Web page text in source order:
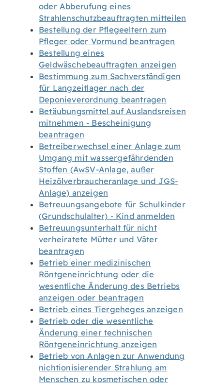
oder Abberufung eines
Strahlenschutzbeauftragten mitteilen
Bestellung der Pflegeeltern zum
Pfleger oder Vormund beantragen
Bestellung eines
Geldwäschebeauftragten anzeigen
Bestimmung zum Sachverständigen
für Langzeitlager nach der
Deponieverordnung beantragen
Betäubungsmittel auf Auslandsreisen
mitnehmen - Bescheinigung
beantragen
Betreiberwechsel einer Anlage zum
Umgang mit wassergefährdenden
Stoffen (AwSV-Anlage, außer
Heizölverbraucheranlage und JGS-
Anlage) anzeigen
Betreuungsangebote für Schulkinder
(Grundschulalter) - Kind anmelden
Betreuungsunterhalt für nicht
verheiratete Mütter und Väter
beantragen
Betrieb einer medizinischen
Röntgeneinrichtung oder die
wesentliche Änderung des Betriebs
anzeigen oder beantragen
Betrieb eines Tiergeheges anzeigen
Betrieb oder die wesentliche
Änderung einer technischen
Röntgeneinrichtung anzeigen
Betrieb von Anlagen zur Anwendung
nichtionisierender Strahlung am
Menschen zu kosmetischen oder